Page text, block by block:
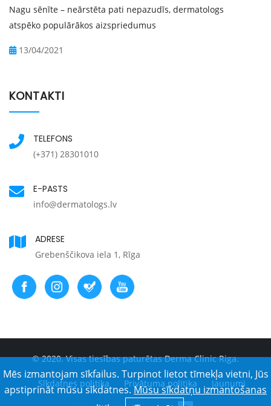
Nagu sēnīte – neārstēta pati nepazudīs, dermatologs
atspēko populārākos aizspriedumus
13/04/2021
KONTAKTI
TELEFONS
(+371) 28301010
E-PASTS
info@dermatologs.lv
ADRESE
Grebenščikova iela 1, Rīga
© 2020. Visas tiesības paturētas Derma Clinic Riga.
Sīkdatnes politika Privātuma politika Jaunumi
Mēs izmantojam sīkfailus. Turpinot lietot tīmekļa vietni, Jūs
apstiprināt mūsu sīkdatnes.Mūsu sīkdatņu izmantošanas